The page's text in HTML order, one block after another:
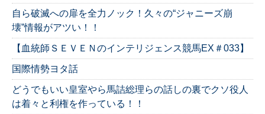
自ら破滅への扉を全力ノック！久々の“ジャニーズ崩
壊”情報がアツい！！
【血統師ＳＥＶＥＮのインテリジェンス競馬EX＃033】
国際情勢ヨタ話
どうでもいい皇室やら馬詰総理らの話しの裏でクソ役人
は着々と利権を作っている！！